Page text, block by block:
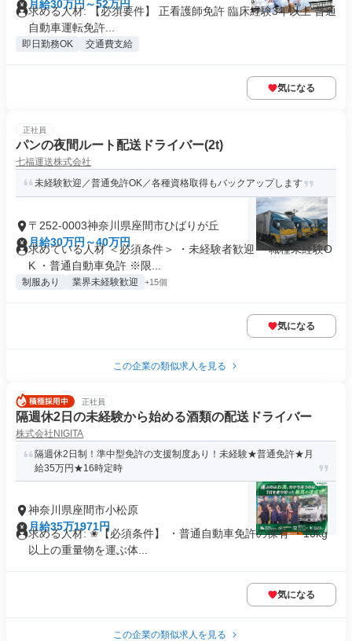
月給30万円～52万円
求める人材: 【必須要件】 正看護師免許 臨床経験3年以上 普通
自動車運転免許...
即日勤務OK 交通費支給
気になる
正社員
パンの夜間ルート配送ドライバー(2t)
七福運送株式会社
未経験歓迎／普通免許OK／各種資格取得もバックアップします
〒252-0003神奈川県座間市ひばりが丘
月給30万円～40万円
求めている人材 ＜必須条件＞ ・未経験者歓迎 ・職種未経験O
K ・普通自動車免許 ※限...
制服あり 業界未経験歓迎 +15個
気になる
この企業の類似求人を見る
正社員
隔週休2日の未経験から始める酒類の配送ドライバー
株式会社NIGITA
隔週休2日制！準中型免許の支援制度あり！未経験★普通免許★月
給35万円★16時定時
神奈川県座間市小松原
月給35万1971円
求める人材: ✬【必須条件】 ・普通自動車免許の保有 ・10kg
以上の重量物を運ぶ体...
気になる
この企業の類似求人を見る